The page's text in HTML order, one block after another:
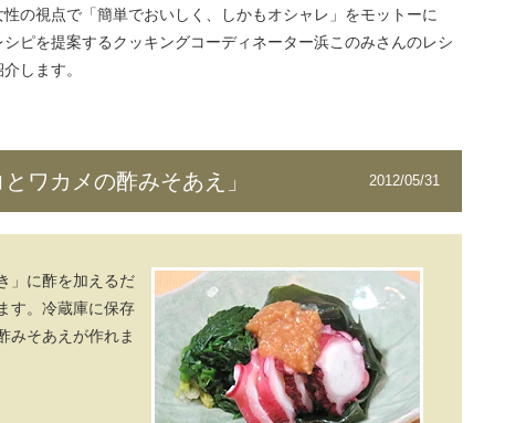
性の視点で「簡単でおいしく、しかもオシャレ」をモットーに
シピを提案するクッキングコーディネーター浜このみさんのレシ
します。
ワカメの酢みそあえ」 2012/05/31
」に酢を加えるだ
す。冷蔵庫に保存
みそあえが作れま